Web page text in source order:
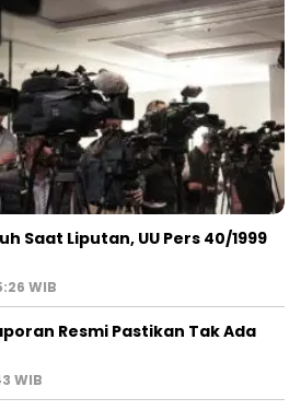
Saat Liputan, UU Pers 40/1999
WIB
Resmi Pastikan Tak Ada
WIB